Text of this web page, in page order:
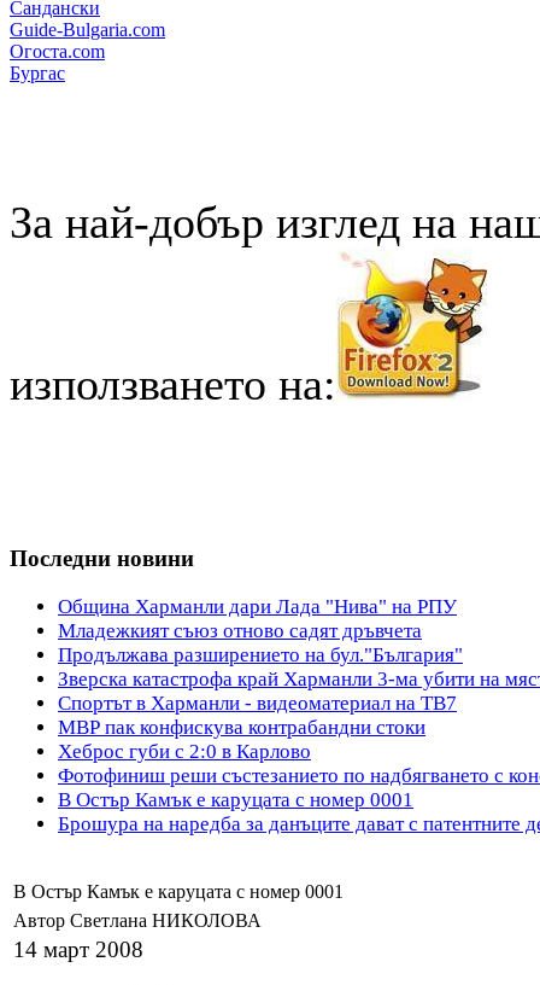
Сандански
Guide-Bulgaria.com
Огоста.com
Бургас
За най-добър изглед на
използването на:
Последни новини
Община Харманли дари Лада "Нива" на РПУ
Младежкият съюз отново садят дръвчета
Продължава разширението на бул."България"
Зверска катастрофа край Харманли 3-ма убити на
Спортът в Харманли - видеоматериал на ТВ7
МВР пак конфискува контрабандни стоки
Хеброс губи с 2:0 в Карлово
Фотофиниш реши състезанието по надбягването с
В Остър Камък е каруцата с номер 0001
Брошура на наредба за данъците дават с патентните
В Остър Камък е каруцата с номер 0001
Автор Светлана НИКОЛОВА
14 март 2008